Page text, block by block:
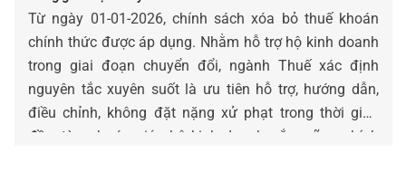
Từ ngày 01-01-2026, chính sách xóa bỏ thuế khoán
chính thức được áp dụng. Nhằm hỗ trợ hộ kinh doanh
trong giai đoạn chuyển đổi, ngành Thuế xác định
nguyên tắc xuyên suốt là ưu tiên hỗ trợ, hướng dẫn,
điều chỉnh, không đặt nặng xử phạt trong thời gian
đầu, từng bước giúp hộ kinh doanh nắm vững chính